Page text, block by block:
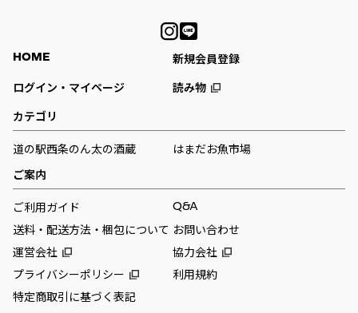
個人利用以外に転用、商用することを禁止
ているいかなる情報もコピー、又は他へ転用す
は会員への通知をすることなく、変更や中止す
ることがあります。また当社が提供する情報につ
いていかなる保証も負わないものとします。
サービスを一時的に中断することがありま
HOME 新規会員登録
ログイン・マイページ 読み物
カテゴリ
道の駅西条のん太の酒蔵 はまだお魚市場
ご案内
ご利用ガイド
Q&A
送料・配送方法・梱包について お問い合わせ
運営会社
協力会社
プライバシーポリシー
利用規約
特定商取引に基づく表記